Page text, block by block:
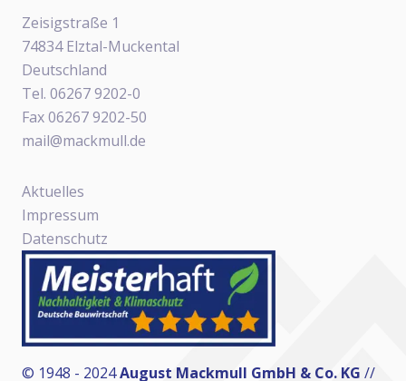
Zeisigstraße 1
74834 Elztal-Muckental
Deutschland
Tel. 06267 9202-0
Fax 06267 9202-50
mail@mackmull.de
Aktuelles
Impressum
Datenschutz
© 1948 - 2024August Mackmull GmbH & Co. KG //